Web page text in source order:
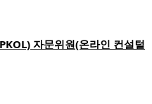
자문위원(온라인 컨설텉